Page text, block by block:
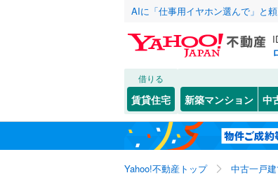
AIに「仕事用イヤホン選んで」と
借りる
賃貸住宅 新築マンション 中
Yahoo!不動産トップ 中古一戸
北海道
東北
関東 東
名古屋市
JR
地下鉄
こだわり条件 リ
（
設備